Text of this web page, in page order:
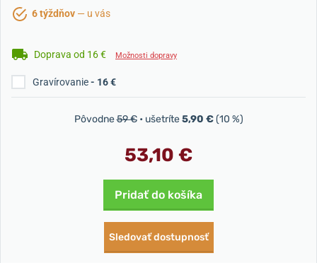
6 týždňov — u vás
Doprava od 16 € Možnosti dopravy
Gravírovanie- 16 €
Pôvodne59 € • ušetríte5,90 €(10 %)
53,10 €
Pridať do košíka
Sledovať dostupnosť